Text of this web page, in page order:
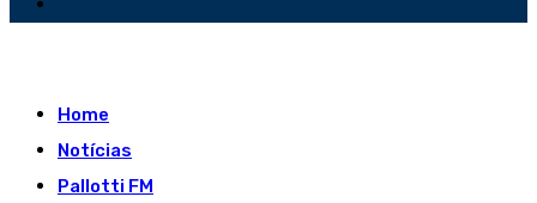
Home
Notícias
Pallotti FM